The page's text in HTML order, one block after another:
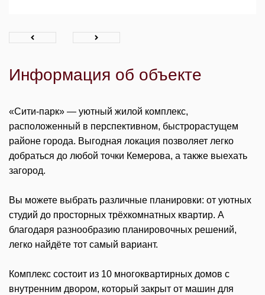
Информация об объекте
«Сити-парк» — уютный жилой комплекс,
расположенный в перспективном, быстрорастущем
районе города. Выгодная локация позволяет легко
добраться до любой точки Кемерова, а также выехать
загород.
Вы можете выбрать различные планировки: от уютных
студий до просторных трёхкомнатных квартир. А
благодаря разнообразию планировочных решений,
легко найдёте тот самый вариант.
Комплекс состоит из 10 многоквартирных домов с
внутренним двором, который закрыт от машин для